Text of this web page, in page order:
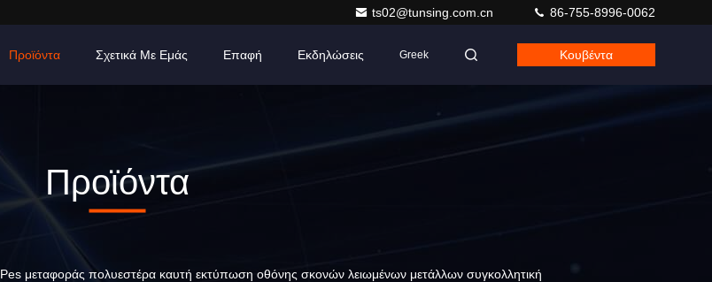
ts02@tunsing.com.cn 86-755-8996-0062
Προϊόντα Σχετικά Με Εμάς Επαφή Εκδηλώσεις Greek Κουβέντα
Προϊόντα
Pes μεταφοράς πολυεστέρα καυτή εκτύπωση οθόνης σκονών λειωμένων μετάλλων συγκολλητική